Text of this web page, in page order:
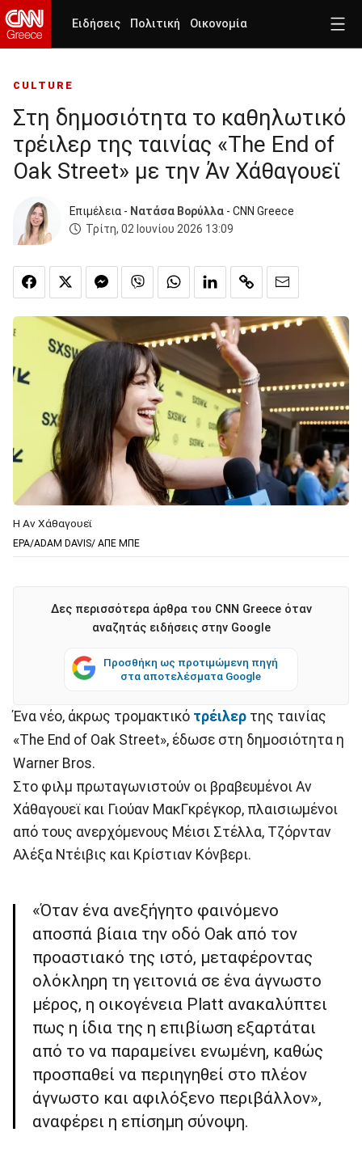
Ειδήσεις Πολιτική Οικονομία
CULTURE
Στη δημοσιότητα το καθηλωτικό
τρέιλερ της ταινίας «The End of
Oak Street» με την Άν Χάθαγουεϊ
Επιμέλεια - Νατάσα Βορύλλα - CNN Greece
Τρίτη, 02 Ιουνίου 2026 13:09
Η Αν Χάθαγουεϊ
EPA/ADAM DAVIS/ ΑΠΕ ΜΠΕ
Δες περισσότερα άρθρα του CNN Greece όταν
αναζητάς ειδήσεις στην Google
Προσθήκη ως προτιμώμενη πηγή
στα αποτελέσματα Google
Ένα νέο, άκρως τρομακτικό τρέιλερ της ταινίας
«The End of Oak Street», έδωσε στη δημοσιότητα η
Warner Bros.
Στο φιλμ πρωταγωνιστούν οι βραβευμένοι Αν
Χάθαγουεϊ και Γιούαν ΜακΓκρέγκορ, πλαισιωμένοι
από τους ανερχόμενους Μέισι Στέλλα, Τζόρνταν
Αλέξα Ντέιβις και Κρίστιαν Κόνβερι.
«Όταν ένα ανεξήγητο φαινόμενο
αποσπά βίαια την οδό Oak από τον
προαστιακό της ιστό, μεταφέροντας
ολόκληρη τη γειτονιά σε ένα άγνωστο
μέρος, η οικογένεια Platt ανακαλύπτει
πως η ίδια της η επιβίωση εξαρτάται
από το να παραμείνει ενωμένη, καθώς
προσπαθεί να περιηγηθεί στο πλέον
άγνωστο και αφιλόξενο περιβάλλον»,
αναφέρει η επίσημη σύνοψη.